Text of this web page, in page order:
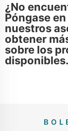
¿No
Póngase
nuestros
obtener
sobre los
disponibles.